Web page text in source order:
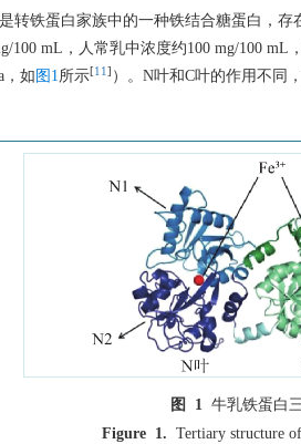
转铁蛋白家族中的一种铁结合糖蛋白，
100 mL，人常乳中浓度约100 mg/100 mL
，如 图1所示[11 ] ）。N叶和C叶的作用不同
图 1 牛乳铁蛋白
Figure 1. Tertiary structure